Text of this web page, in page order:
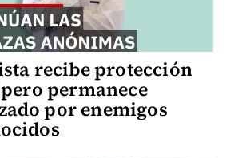
recibe protección
permanece
por enemigos